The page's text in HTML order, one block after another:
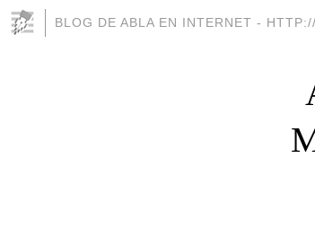
BLOG DE ABLA EN INTERNET -